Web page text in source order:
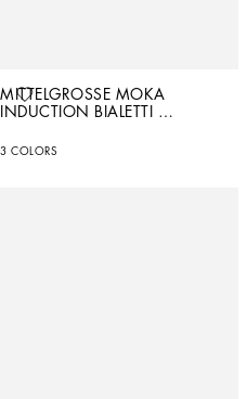
MITTELGROSSE MOKA
INDUCTION BIALETTI
3 COLORS